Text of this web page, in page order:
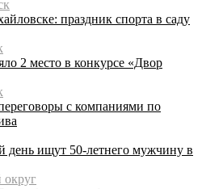
праздник спорта в саду
2 место в конкурсе «Двор
с компаниями по
день ищут 50-летнего мужчину в